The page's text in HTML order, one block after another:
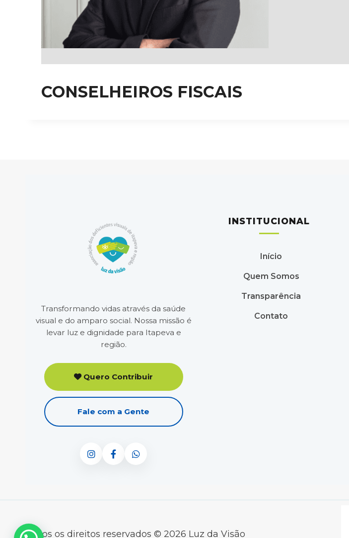
CONSELHEIROS FISCAIS
Transformando vidas através da saúde
visual e do amparo social. Nossa missão é
levar luz e dignidade para Itapeva e
região.
Quero Contribuir
Fale com a Gente
INSTITUCIONAL
Início
Quem Somos
Transparência
Contato
Todos os direitos reservados © 2026 Luz da Visão